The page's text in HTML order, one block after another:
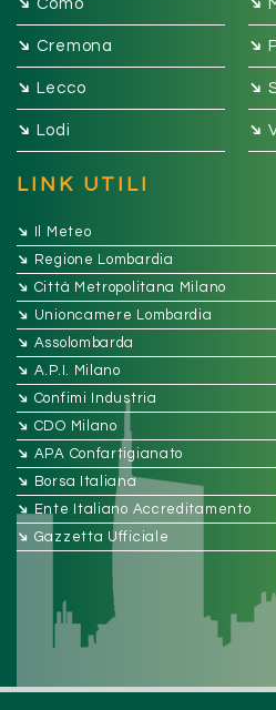
Como
➔ Cremona ➔
➔ Lecco ➔
➔ Lodi ➔
LINK UTILI
➔ Il Meteo
➔ Regione Lombardia
➔ Città Metropolitana Milano
➔ Unioncamere Lombardia
➔ Assolombarda
➔ A.P.I. Milano
➔ Confimi Industria
➔ CDO Milano
➔ APA Confartigianato
➔ Borsa Italiana
➔ Ente Italiano Accreditamento
➔ Gazzetta Ufficiale